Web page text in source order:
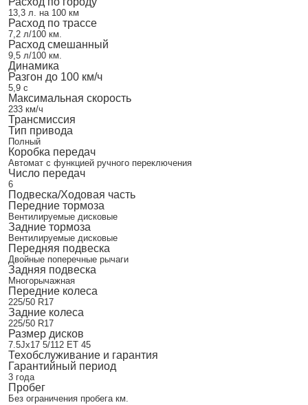
13,3 л. на 100 км
Расход по трассе
7,2 л/100 км.
Расход смешанный
9,5 л/100 км.
Динамика
Разгон до 100 км/ч
5,9 с
Максимальная скорость
233 км/ч
Трансмиссия
Тип привода
Полный
Коробка передач
Автомат с функцией ручного переключения
Число передач
6
Подвеска/Ходовая часть
Передние тормоза
Вентилируемые дисковые
Задние тормоза
Вентилируемые дисковые
Передняя подвеска
Двойные поперечные рычаги
Задняя подвеска
Многорычажная
Передние колеса
225/50 R17
Задние колеса
225/50 R17
Размер дисков
7.5Jx17 5/112 ET 45
Техобслуживание и гарантия
Гарантийный период
3 года
Пробег
Без ограничения пробега км.